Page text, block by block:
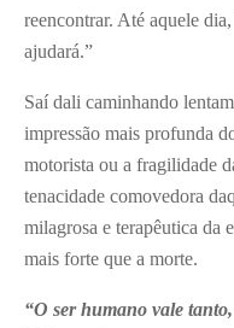
reencontrar. Até aquele
ajudará.”
Saí dali caminhando
impressão mais profunda
motorista ou a fragilidade
tenacidade comovedora
milagrosa e terapêutica da
mais forte que a morte.
“O ser humano vale